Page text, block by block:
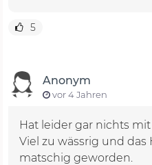
5
Anonym
vor 4 Jahren
Hat leider gar nichts
Viel zu wässrig und
matschig geworden.